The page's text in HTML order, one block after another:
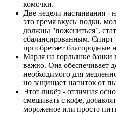
комочки.
Две недели настаивания -
это время вкусы водки,
должны "пожениться",
сбалансированным. Спирт
приобретает благородные
Марля на горлышке банки
важно. Она обеспечивает
необходимого для
но защищает напиток от
Этот ликёр - отличная
смешивать с кофе,
мороженое или просто